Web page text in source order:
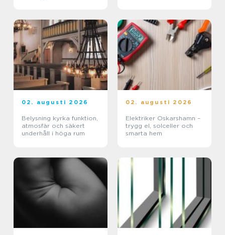
02. augusti 2026
Belysning kyrka funktion,
atmosfär och säkert
underhåll i höga rum
02. augusti 2026
Elektriker Oskarshamn –
trygg el, solceller och
smarta hem